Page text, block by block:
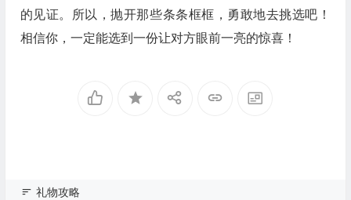
的见证。所以，抛开那些条条框框，勇敢地去挑选吧！
相信你，一定能选到一份让对方眼前一亮的惊喜！
礼物攻略